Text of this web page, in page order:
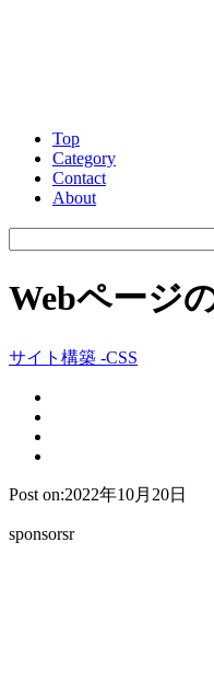
Top
Category
Contact
About
Webページ
サイト構築 -CSS
Post on:2022年10月20日
sponsorsr